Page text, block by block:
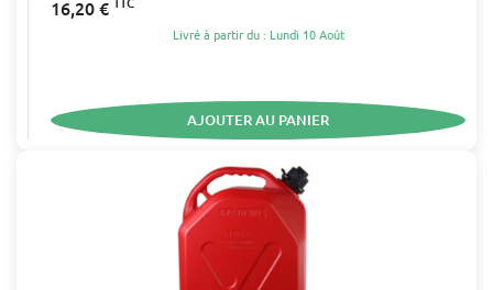
16,20 €
Livré à partir du : Lundi 10 Août
AJOUTER AU PANIER